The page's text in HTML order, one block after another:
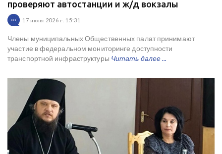
проверяют автостанции и ж/д вокзалы
17 июня 2026 г. 15:31
Члены муниципальных Общественных палат принимают
участие в федеральном мониторинге доступности
транспортной инфраструктуры Читать далее ...